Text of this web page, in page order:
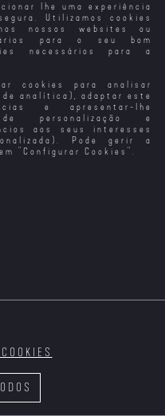
lhe uma experiência
Utilizamos cookies
nossos websites ou
para o seu bom
necessários para a
cookies para analisar
analítica), adaptar este
e apresentar-lhe
personalização e
aos seus interesses
Pode gerir a
" Configurar Cookies ".
em Flor
Amor de
Perdição (1943)